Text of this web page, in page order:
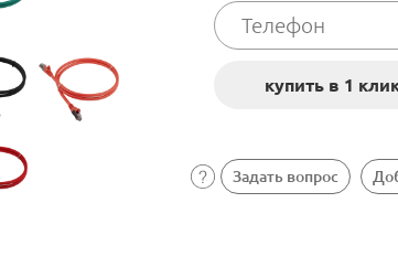
Задать вопрос